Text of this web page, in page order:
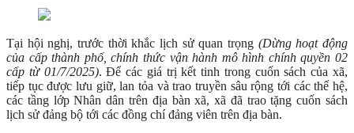
Tại hội nghị, trước thời khắc lịch sử quan trọng (Dừng hoạt động
của cấp thành phố, chính thức vận hành mô hình chính quyền 02
cấp từ 01/7/2025). Để các giá trị kết tinh trong cuốn sách của xã,
tiếp tục được lưu giữ, lan tỏa và trao truyền sâu rộng tới các thế hệ,
các tầng lớp Nhân dân trên địa bàn xã, xã đã trao tặng cuốn sách
lịch sử đảng bộ tới các đồng chí đảng viên trên địa bàn.